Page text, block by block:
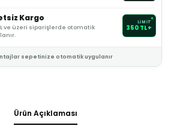
Kargo
ve üzeri siparişlerde otomatik
LİMİT
350 TL+
sepetinize otomatik uygulanır
Ürün Açıklaması